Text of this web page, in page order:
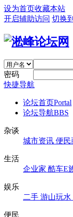
设为首页收藏本站
开启辅助访问 切换
密码
快捷导航
论坛首页Portal
论坛导航BBS
杂谈
城市资讯 便民
生活
企业家 酷车E
娱乐
二手 游山玩水
便民